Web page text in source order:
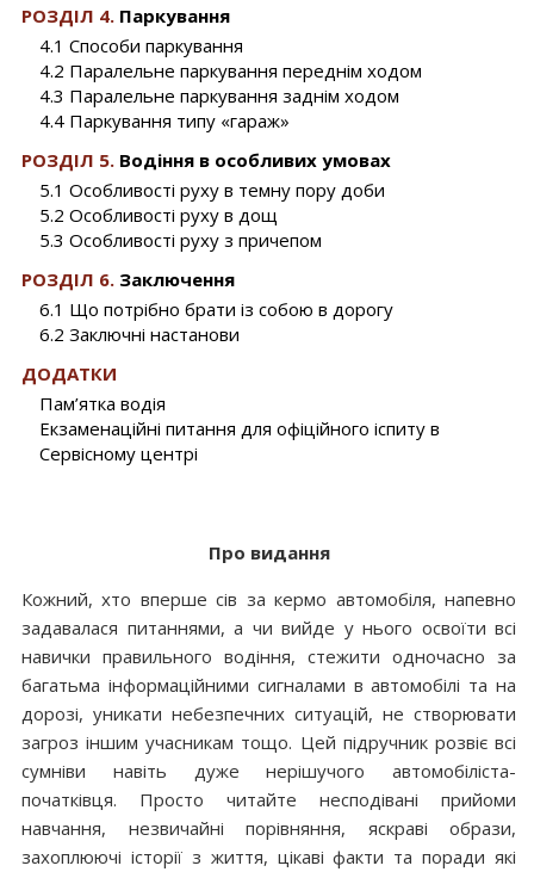
РОЗДІЛ 4. Паркування
4.1 Способи паркування
4.2 Паралельне паркування переднім ходом
4.3 Паралельне паркування заднім ходом
4.4 Паркування типу «гараж»
РОЗДІЛ 5. Водіння в особливих умовах
5.1 Особливості руху в темну пору доби
5.2 Особливості руху в дощ
5.3 Особливості руху з причепом
РОЗДІЛ 6. Заключення
6.1 Що потрібно брати із собою в дорогу
6.2 Заключні настанови
ДОДАТКИ
Пам’ятка водія
Екзаменаційні питання для офіційного іспиту в
Сервісному центрі
Про видання
Кожний, хто вперше сів за кермо автомобіля, напевно
задавалася питаннями, а чи вийде у нього освоїти всі
навички правильного водіння, стежити одночасно за
багатьма інформаційними сигналами в автомобілі та на
дорозі, уникати небезпечних ситуацій, не створювати
загроз іншим учасникам тощо. Цей підручник розвіє всі
сумніви навіть дуже нерішучого автомобіліста-
початківця. Просто читайте несподівані прийоми
навчання, незвичайні порівняння, яскраві образи,
захоплюючі історії з життя, цікаві факти та поради які